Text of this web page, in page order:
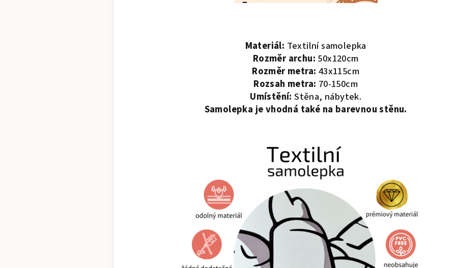
Materiál: Textilní samolepka
Rozměr archu: 50x120cm
Rozměr metra: 43x115cm
Rozsah metra: 70-150cm
Umístění: Stěna, nábytek.
Samolepka je vhodná také na barevnou stěnu.